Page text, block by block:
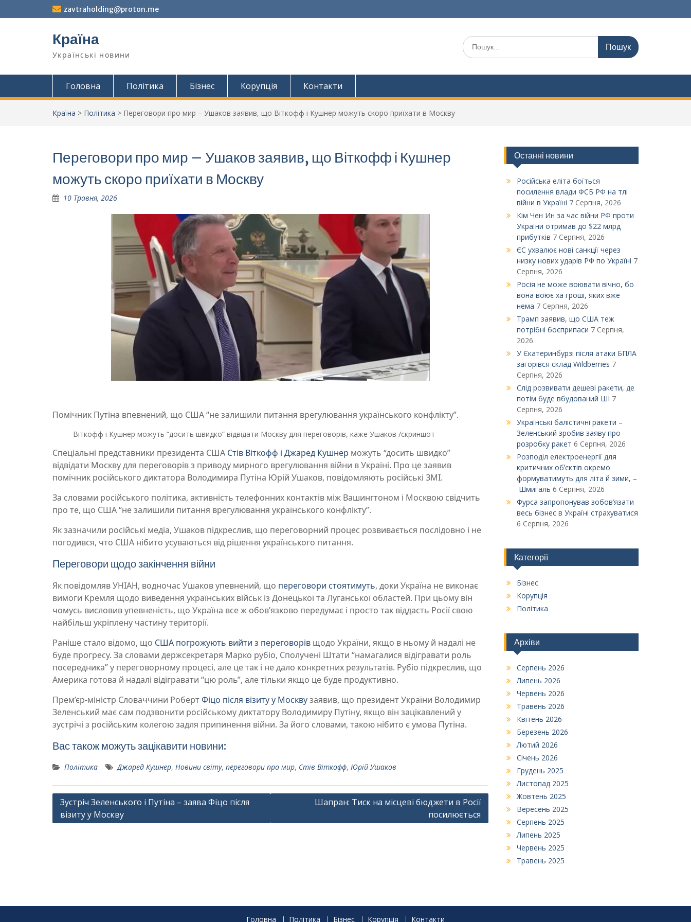
до
zavtraholding@proton.me
Країна
Українські новини
Шукати:
Головна Політика Бізнес Корупція Контакти
Країна > Політика > Переговори про мир – Ушаков заявив, що Віткофф і Кушнер можуть скоро приїхати в Москву
Переговори про мир – Ушаков заявив, що Віткофф і Кушнер
можуть скоро приїхати в Москву
10 Травня, 2026
Помічник Путіна впевнений, що США “не залишили питання врегулювання українського конфлікту”.
Віткофф і Кушнер можуть “досить швидко” відвідати Москву для переговорів, каже Ушаков /скриншот
Спеціальні представники президента США Стів Віткофф і Джаред Кушнер можуть “досить швидко”
відвідати Москву для переговорів з приводу мирного врегулювання війни в Україні. Про це заявив
помічник російського диктатора Володимира Путіна Юрій Ушаков, повідомляють російські ЗМІ.
За словами російського політика, активність телефонних контактів між Вашингтоном і Москвою свідчить
про те, що США “не залишили питання врегулювання українського конфлікту”.
Як зазначили російські медіа, Ушаков підкреслив, що переговорний процес розвивається послідовно і не
погодився, что США нібито усуваються від рішення українського питання.
Переговори щодо закінчення війни
Як повідомляв УНІАН, водночас Ушаков упевнений, що переговори стоятимуть, доки Україна не виконає
вимоги Кремля щодо виведення українських військ із Донецької та Луганської областей. При цьому він
чомусь висловив упевненість, що Україна все ж обов’язково передумає і просто так віддасть Росії свою
найбільш укріплену частину території.
Раніше стало відомо, що США погрожують вийти з переговорів щодо України, якщо в ньому й надалі не
буде прогресу. За словами держсекретаря Марко рубіо, Сполучені Штати “намагалися відігравати роль
посередника” у переговорному процесі, але це так і не дало конкретних результатів. Рубіо підкреслив, що
Америка готова й надалі відігравати “цю роль”, але тільки якщо це буде продуктивно.
Прем’єр-міністр Словаччини РобертФіцо після візиту у Москвузаявив, що президент України Володимир
Зеленський має сам подзвонити російському диктатору Володимиру Путіну, якщо він зацікавлений у
зустрічі з російським колегою задля припинення війни. За його словами, такою нібито є умова Путіна.
Вас також можуть зацікавити новини:
Політика Джаред Кушнер, Новини світу, переговори про мир, Стів Віткофф, Юрій Ушаков
Навігація
записів
Зустріч Зеленського і Путіна – заява Фіцо після
візиту у Москву
Шапран: Тиск на місцеві бюджети в Росії
посилюється
Останні новини
Російська еліта боїться
посилення влади ФСБ РФ на тлі
війни в Україні 7 Серпня, 2026
Кім Чен Ин за час війни РФ проти
України отримав до $22 млрд
прибутків 7 Серпня, 2026
ЄС ухвалює нові санкції через
низку нових ударів РФ по Україні 7
Серпня, 2026
Росія не може воювати вічно, бо
вона воює ха гроші, яких вже
нема 7 Серпня, 2026
Трамп заявив, що США теж
потрібні боєприпаси 7 Серпня,
2026
У Єкатеринбурзі після атаки БПЛА
загорівся склад Wildberries 7
Серпня, 2026
Слід розвивати дешеві ракети, де
потім буде вбудований ШІ 7
Серпня, 2026
Українські балістичні ракети –
Зеленський зробив заяву про
розробку ракет 6 Серпня, 2026
Розподіл електроенергії для
критичних обʼєктів окремо
формуватимуть для літа й зими, –
Шмигаль 6 Серпня, 2026
Фурса запропонував зобов’язати
весь бізнес в Україні страхуватися
6 Серпня, 2026
Категорії
Бізнес
Корупція
Політика
Архіви
Серпень 2026
Липень 2026
Червень 2026
Травень 2026
Квітень 2026
Березень 2026
Лютий 2026
Січень 2026
Грудень 2025
Листопад 2025
Жовтень 2025
Вересень 2025
Серпень 2025
Липень 2025
Червень 2025
Травень 2025
Головна Політика Бізнес Корупція Контакти